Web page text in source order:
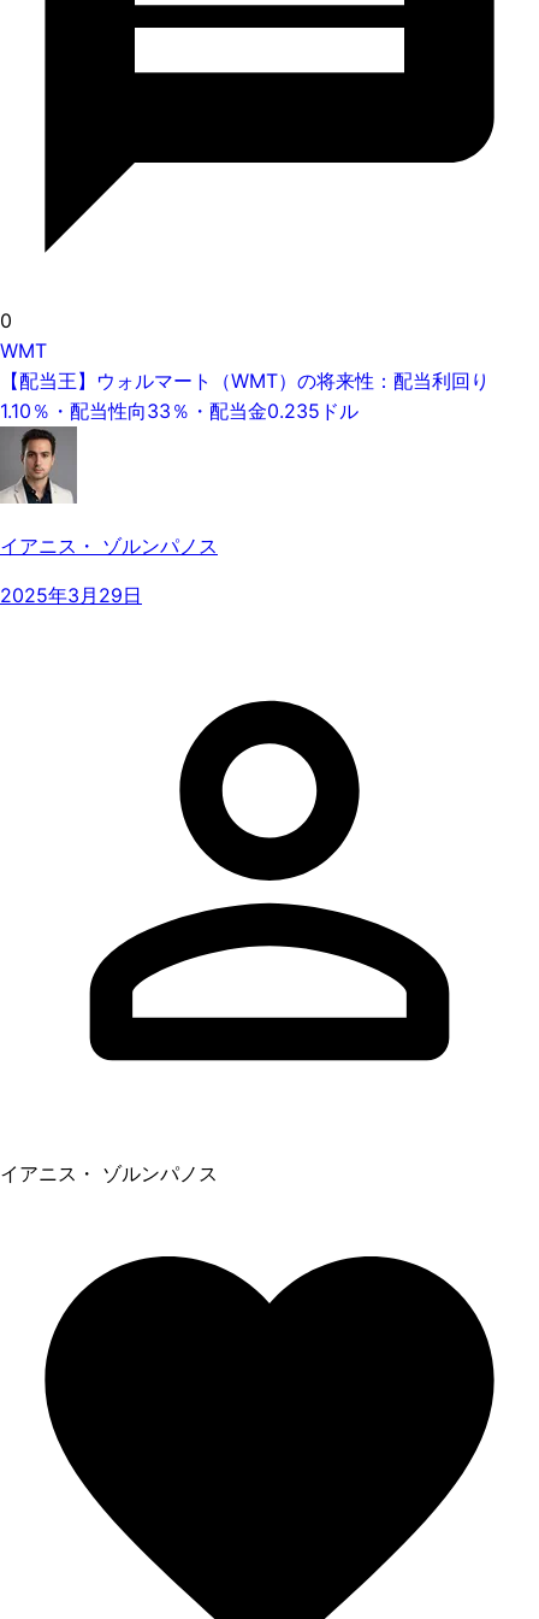
0
WMT
【配当王】ウォルマート（WMT）の将来性：配当利回り
1.10％・配当性向33％・配当金0.235ドル
イアニス・ ゾルンパノス
2025年3月29日
イアニス・ ゾルンパノス